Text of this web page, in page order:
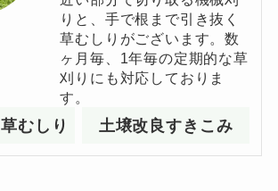
りと、⼿で根まで引き抜く
草むしりがございます。数
ヶ⽉毎、1年毎の定期的な草
刈りにも対応しておりま
す。
草むしり 土壌改良すきこみ